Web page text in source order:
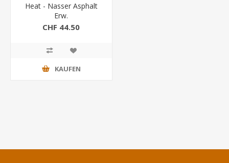
Heat - Nasser Asphalt
Erw.
CHF 44.50
KAUFEN